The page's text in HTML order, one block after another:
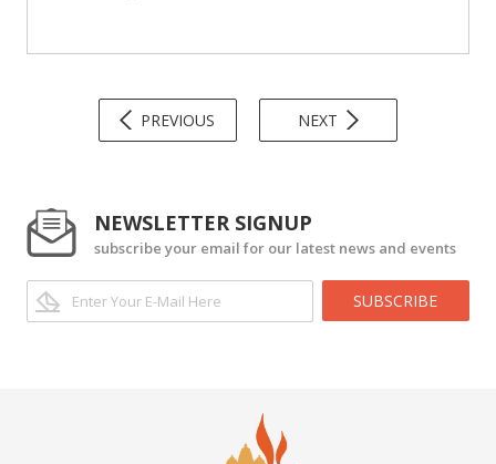
PREVIOUS NEXT
NEWSLETTER SIGNUP
subscribe your email for our latest news and events
SUBSCRIBE